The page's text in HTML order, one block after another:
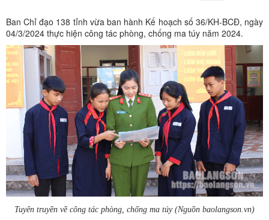
Ban Chỉ đạo 138 tỉnh vừa ban hành Kế hoạch số 36/KH-BCĐ, ngày
04/3/2024 thực hiện công tác phòng, chống ma túy năm 2024.
Tuyên truyền về công tác phòng, chống ma túy (Nguồn baolangson.vn)